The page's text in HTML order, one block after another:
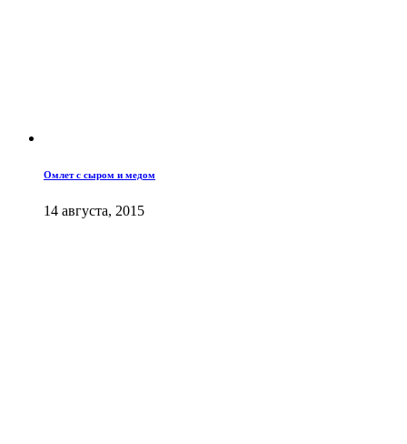
Омлет с сыром и медом
14 августа, 2015